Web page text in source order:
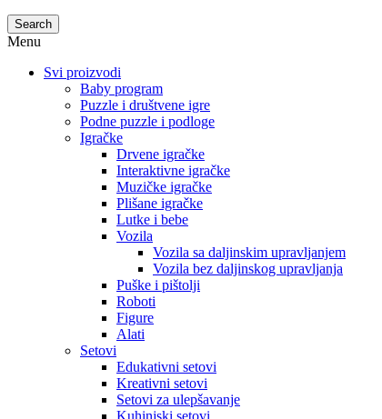
Search
Menu
Svi proizvodi
Baby program
Puzzle i društvene igre
Podne puzzle i podloge
Igračke
Drvene igračke
Interaktivne igračke
Muzičke igračke
Plišane igračke
Lutke i bebe
Vozila
Vozila sa daljinskim upravljanjem
Vozila bez daljinskog upravljanja
Puške i pištolji
Roboti
Figure
Alati
Setovi
Edukativni setovi
Kreativni setovi
Setovi za ulepšavanje
Kuhinjski setovi